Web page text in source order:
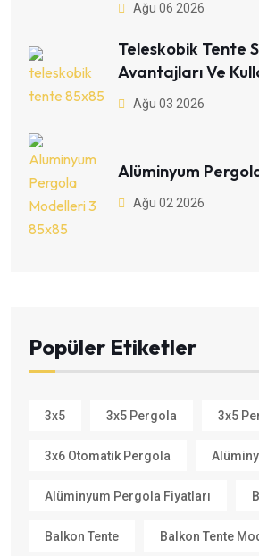
Ağu 06 2026
Teleskobik Tente
Avantajları Ve
Ağu 03 2026
Alüminyum
Ağu 02 2026
Popüler Etiketler
3x5 3x5 Pergola 3x5
3x6 Otomatik Pergola
Alüminyum Pergola Fiyatları
Balkon Tente Balkon Tente